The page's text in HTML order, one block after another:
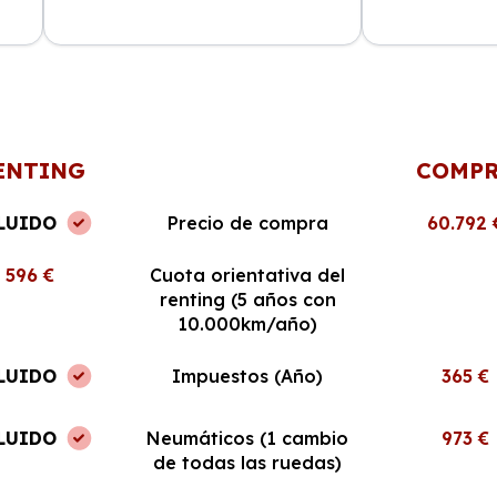
Precio de compra 60.792
596 €
Cuota orientativa del
renting (5 años con
10.000km/año)
Impuestos (Año) 365 €
Neumáticos (1 cambio
de todas las ruedas)
973 €